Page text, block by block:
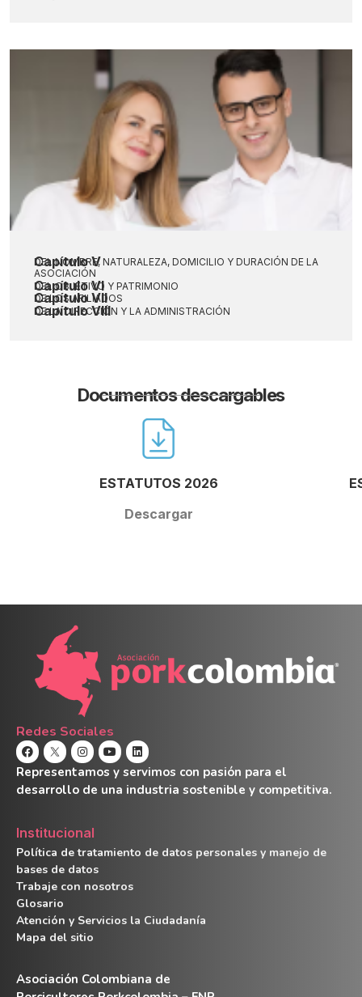
Capítulo V
DEL NOMBRE, NATURALEZA, DOMICILIO Y DURACIÓN DE LA
ASOCIACIÓN
Capítulo VI
DEL OBJETIVO Y PATRIMONIO
Capítulo VII
DE LOS AFILIADOS
Capítulo VIII
DE LA DIRECCIÓN Y LA ADMINISTRACIÓN
Documentos descargables
ESTATUTOS 2026
Descargar
Redes Sociales
Representamos y servimos con pasión para el
desarrollo de una industria sostenible y competitiva.
Institucional
Política de tratamiento de datos personales y manejo de
bases de datos
Trabaje con nosotros
Glosario
Atención y Servicios la Ciudadanía
Mapa del sitio
Asociación Colombiana de